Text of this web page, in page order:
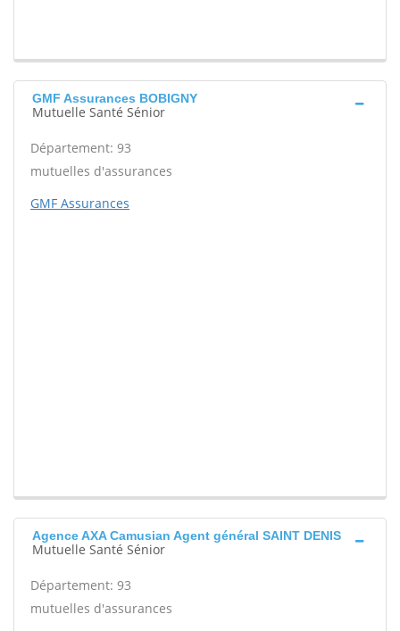
GMF Assurances BOBIGNY
Mutuelle Santé Sénior
Département: 93
mutuelles d'assurances
GMF Assurances
Agence AXA Camusian Agent général SAINT DENIS
Mutuelle Santé Sénior
Département: 93
mutuelles d'assurances